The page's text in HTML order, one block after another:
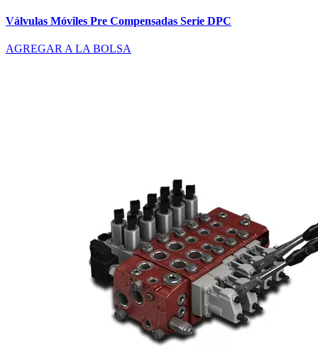
Válvulas Móviles Pre Compensadas Serie DPC
AGREGAR A LA BOLSA